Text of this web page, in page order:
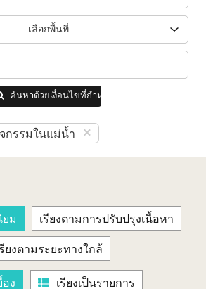
เลือกพื้นที่
ค้นหาด้วยเงื่อนไขที่กำหนด
กรรมในแม่น้ำ ×
ยม เรียงตามการปรับปรุงเนื้อหา
รียงตามระยะทางใกล้
อง เรียงเป็นรายการ